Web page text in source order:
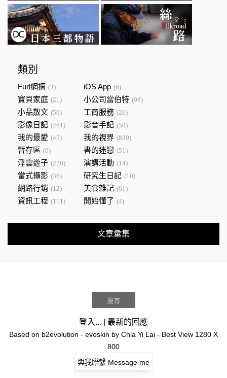
類別
Furl網摘 (3) iOS App (6)
寶貝家庭 (21) 小公司當伯特 (98)
小品散文 (56) 工商服務 (26)
影像日記 (261) 影音手記 (58)
我的最愛 (45) 我的視界 (839)
暫存區 (0) 書的迷戀 (51)
浮雲遊子 (220) 演講活動 (14)
當式攝影 (36) 研究生日記 (10)
網路行銷 (12) 美食雜記 (61)
資訊工程 (111) 開始懂了 (4)
文章彙集
登入... 最新的回應
Based on b2evolution - evoskin by Chia Yi Lai - Best View 1280 X
800
與我聯繫 Message me